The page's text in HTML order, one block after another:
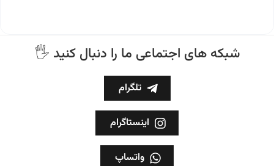
🖐 شبکه های اجتماعی ما را دنبال کنید
تلگرام
اینستاگرام
واتساپ